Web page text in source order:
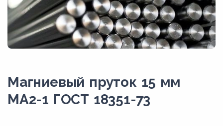
Магниевый пруток 15 мм
МА2-1 ГОСТ 18351-73